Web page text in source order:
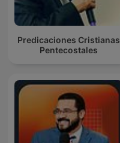
Predicaciones Cristianas
Pentecostales